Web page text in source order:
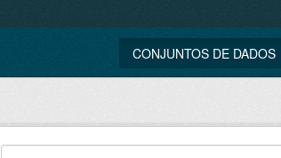
CONJUNTOS DE DADOS